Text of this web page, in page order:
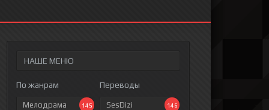
НАШЕ МЕНЮ
По жанрам
Мелодрама 145
Переводы
SesDizi 146